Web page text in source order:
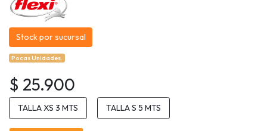
Stock por sucursal
Pocas Unidades.
$ 25.900
TALLA XS 3 MTS TALLA S 5 MTS